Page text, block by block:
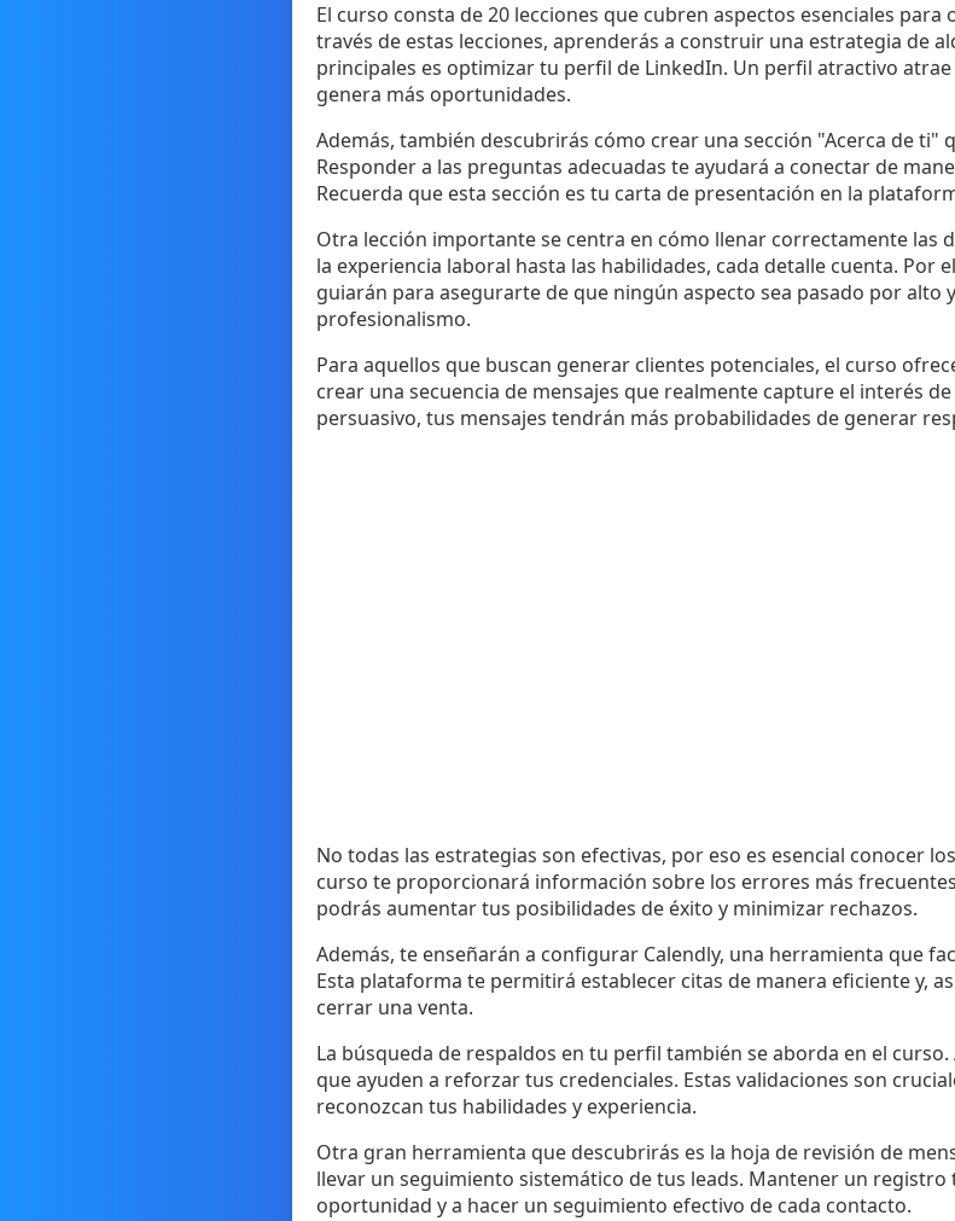
El curso consta de 20 lecciones que cubren aspectos esenciales
través de estas lecciones, aprenderás a construir una estrategia de
principales es optimizar tu perfil de LinkedIn. Un perfil atractivo
genera más oportunidades.
Además, también descubrirás cómo crear una sección "Acerca de ti"
Responder a las preguntas adecuadas te ayudará a conectar de
Recuerda que esta sección es tu carta de presentación en la
Otra lección importante se centra en cómo llenar correctamente las
la experiencia laboral hasta las habilidades, cada detalle cuenta. Por
guiarán para asegurarte de que ningún aspecto sea pasado por alto
profesionalismo.
Para aquellos que buscan generar clientes potenciales, el curso
crear una secuencia de mensajes que realmente capture el interés
persuasivo, tus mensajes tendrán más probabilidades de generar
No todas las estrategias son efectivas, por eso es esencial conocer
curso te proporcionará información sobre los errores más
podrás aumentar tus posibilidades de éxito y minimizar rechazos.
Además, te enseñarán a configurar Calendly, una herramienta que
Esta plataforma te permitirá establecer citas de manera eficiente y,
cerrar una venta.
La búsqueda de respaldos en tu perfil también se aborda en el
que ayuden a reforzar tus credenciales. Estas validaciones son
reconozcan tus habilidades y experiencia.
Otra gran herramienta que descubrirás es la hoja de revisión de
llevar un seguimiento sistemático de tus leads. Mantener un
oportunidad y a hacer un seguimiento efectivo de cada contacto.